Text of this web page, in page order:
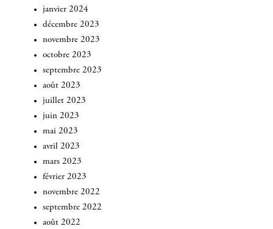
janvier 2024
décembre 2023
novembre 2023
octobre 2023
septembre 2023
août 2023
juillet 2023
juin 2023
mai 2023
avril 2023
mars 2023
février 2023
novembre 2022
septembre 2022
août 2022